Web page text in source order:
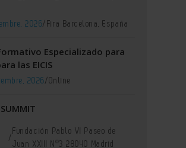
2026/Fira Barcelona, España
Especializado para
las EICIS
2026/Online
SUMMIT
/
Fundación Pablo VI Paseo de
Juan XXIII Nº3 28040 Madrid